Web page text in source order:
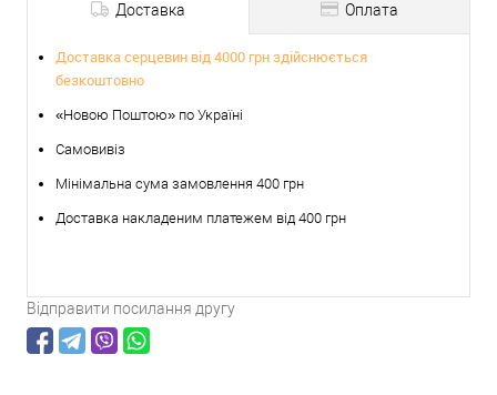
Доставка Оплата
Доставка серцевин від 4000 грн здійснюється
безкоштовно
«Новою Поштою» по Україні
Самовивіз
Мінімальна сума замовлення 400 грн
Доставка накладеним платежем від 400 грн
Відправити посилання другу